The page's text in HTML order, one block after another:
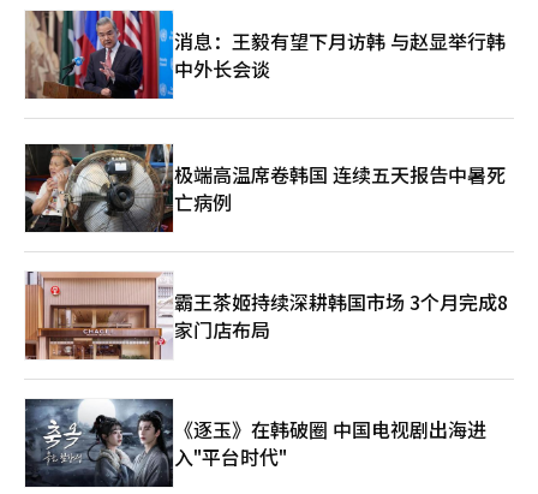
消息：王毅有望下月访韩 与赵显举行韩
中外长会谈
极端高温席卷韩国 连续五天报告中暑死
亡病例
霸王茶姬持续深耕韩国市场 3个月完成8
家门店布局
《逐玉》在韩破圈 中国电视剧出海进
入"平台时代"